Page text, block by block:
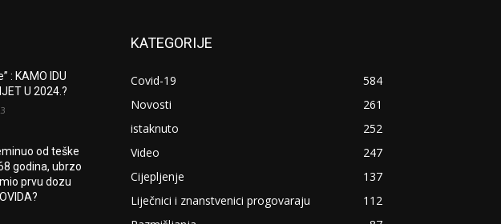
: KAMO IDU
U 2024.?
od teške
godina, ubrzo
prvu dozu
KATEGORIJE
Covid-19
584
Novosti
261
istaknuto
252
Video
247
Cijepljenje
137
Liječnici i znanstvenici progovaraju
112